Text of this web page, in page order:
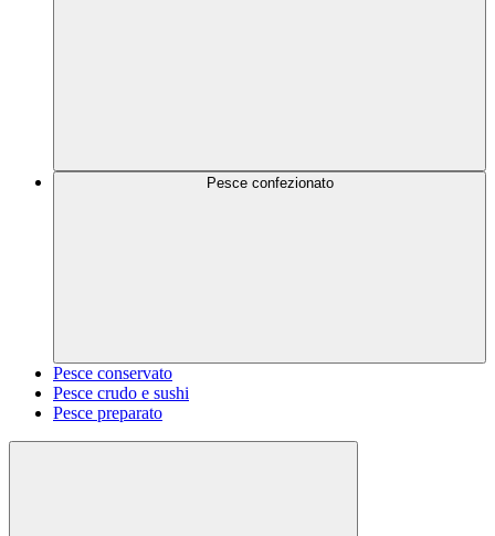
Pesce confezionato
Pesce conservato
Pesce crudo e sushi
Pesce preparato